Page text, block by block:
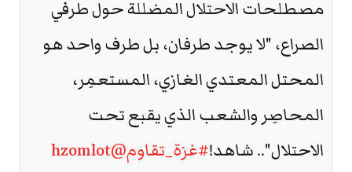
مصطلحات الاحتلال المضللة حول طرفي
الصراع، "لا يوجد طرفان، بل طرف واحد هو
المحتل المعتدي الغازي، المستعمِر،
المحاصِر والشعب الذي يقبع تحت
الاحتلال".. شاهد!#غزة_تقاوم@hzomlot